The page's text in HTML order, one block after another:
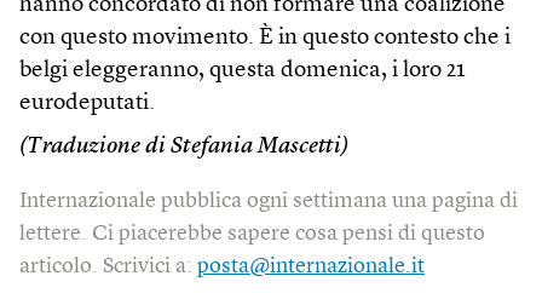
hanno concordato di non formare una coalizione
con questo movimento. È in questo contesto che i
belgi eleggeranno, questa domenica, i loro 21
eurodeputati.
(Traduzione di Stefania Mascetti)
Internazionale pubblica ogni settimana una pagina di
lettere. Ci piacerebbe sapere cosa pensi di questo
articolo. Scrivici a: posta@internazionale.it